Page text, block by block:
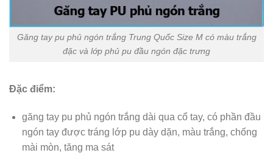
Găng tay pu phủ ngón trắng Trung Quốc Size M có màu trắng
đặc và lớp phủ pu đầu ngón đặc trưng
Đặc điểm:
găng tay pu phủ ngón trắng dài qua cổ tay, có phần đầu
ngón tay được tráng lớp pu dày dặn, màu trắng, chống
mài mòn, tăng ma sát